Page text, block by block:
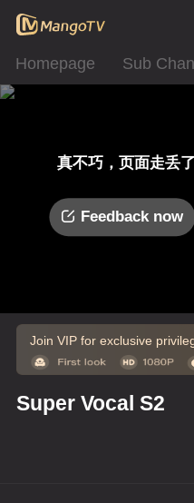
Homepage Sub
真不巧，页面走丢
Feedback now
Join VIP for exclusive
Super Vocal S2